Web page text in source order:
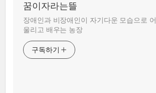
꿈이자라는뜰
장애인과 비장애인이 자기다운 모습으로 어
울리고 배우는 농장
구독하기